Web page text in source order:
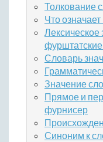
Толкование
Что
Словарь
Значение
Прямое и
фурнисер
Синоним к